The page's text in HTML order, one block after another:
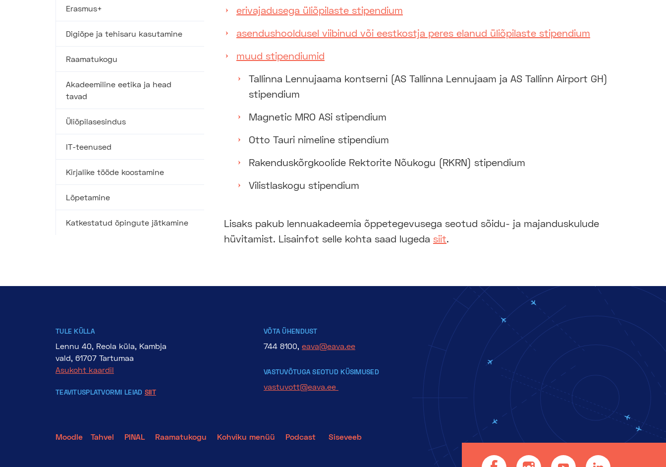
Erasmus+
Digiõpe ja tehisaru kasutamine
Raamatukogu
Akadeemiline eetika ja head
tavad
Üliõpilasesindus
IT-teenused
Kirjalike tööde koostamine
Lõpetamine
Katkestatud õpingute jätkamine
erivajadusega üliõpilaste stipendium
asendushooldusel viibinud või eestkostja peres elanud üliõpilaste stipendium
muud stipendiumid
Tallinna Lennujaama kontserni (AS Tallinna Lennujaam ja AS Tallinn Airport GH)
stipendium
Magnetic MRO ASi stipendium
Otto Tauri nimeline stipendium
Rakenduskõrgkoolide Rektorite Nõukogu (RKRN) stipendium
Vilistlaskogu stipendium
Lisaks pakub lennuakadeemia õppetegevusega seotud sõidu- ja majanduskulude
hüvitamist. Lisainfot selle kohta saad lugeda siit.
TULE KÜLLA
Lennu 40, Reola küla, Kambja
vald, 61707 Tartumaa
Asukoht kaardil
TEAVITUSPLATVORMI LEIAD SIIT
VÕTA ÜHENDUST
744 8100, eava@eava.ee
VASTUVÕTUGA SEOTUD KÜSIMUSED
vastuvott@eava.ee
Moodle Tahvel PINAL Raamatukogu Kohviku menüü Podcast Siseveeb